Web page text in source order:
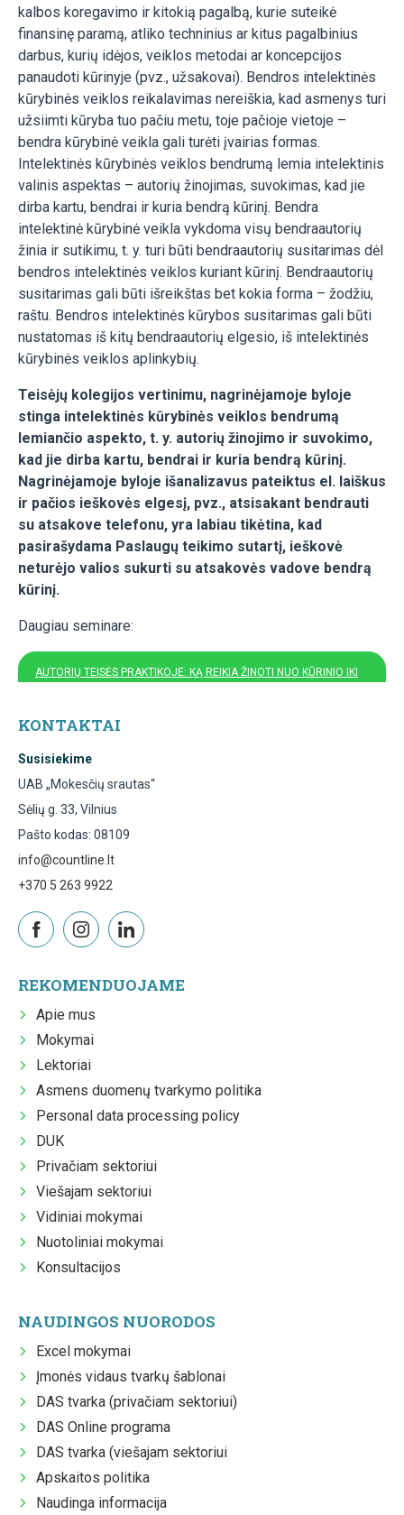
kalbos koregavimo ir kitokią pagalbą, kurie suteikė
finansinę paramą, atliko techninius ar kitus pagalbinius
darbus, kurių idėjos, veiklos metodai ar koncepcijos
panaudoti kūrinyje (pvz., užsakovai). Bendros intelektinės
kūrybinės veiklos reikalavimas nereiškia, kad asmenys turi
užsiimti kūryba tuo pačiu metu, toje pačioje vietoje –
bendra kūrybinė veikla gali turėti įvairias formas.
Intelektinės kūrybinės veiklos bendrumą lemia intelektinis
valinis aspektas – autorių žinojimas, suvokimas, kad jie
dirba kartu, bendrai ir kuria bendrą kūrinį. Bendra
intelektinė kūrybinė veikla vykdoma visų bendraautorių
žinia ir sutikimu, t. y. turi būti bendraautorių susitarimas dėl
bendros intelektinės veiklos kuriant kūrinį. Bendraautorių
susitarimas gali būti išreikštas bet kokia forma – žodžiu,
raštu. Bendros intelektinės kūrybos susitarimas gali būti
nustatomas iš kitų bendraautorių elgesio, iš intelektinės
kūrybinės veiklos aplinkybių.
Teisėjų kolegijos vertinimu, nagrinėjamoje byloje
stinga intelektinės kūrybinės veiklos bendrumą
lemiančio aspekto, t. y. autorių žinojimo ir suvokimo,
kad jie dirba kartu, bendrai ir kuria bendrą kūrinį.
Nagrinėjamoje byloje išanalizavus pateiktus el. laiškus
ir pačios ieškovės elgesį, pvz., atsisakant bendrauti
su atsakove telefonu, yra labiau tikėtina, kad
pasirašydama Paslaugų teikimo sutartį, ieškovė
neturėjo valios sukurti su atsakovės vadove bendrą
kūrinį.
Daugiau seminare:
AUTORIŲ TEISĖS PRAKTIKOJE: KĄ REIKIA ŽINOTI NUO KŪRINIO IKI
KONTAKTAI
Susisiekime
UAB „Mokesčių srautas“
Sėlių g. 33, Vilnius
Pašto kodas: 08109
info@countline.lt
+370 5 263 9922
REKOMENDUOJAME
Apie mus
Mokymai
Lektoriai
Asmens duomenų tvarkymo politika
Personal data processing policy
DUK
Privačiam sektoriui
Viešajam sektoriui
Vidiniai mokymai
Nuotoliniai mokymai
Konsultacijos
NAUDINGOS NUORODOS
Excel mokymai
Įmonės vidaus tvarkų šablonai
DAS tvarka (privačiam sektoriui)
DAS Online programa
DAS tvarka (viešajam sektoriui
Apskaitos politika
Naudinga informacija